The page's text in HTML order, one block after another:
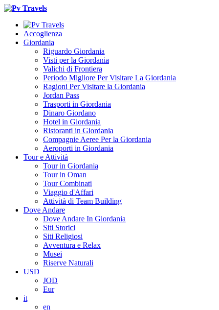
Accoglienza
Giordania
Riguardo Giordania
Visti per la Giordania
Valichi di Frontiera
Periodo Migliore Per Visitare La Giordania
Ragioni Per Visitare la Giordania
Jordan Pass
Trasporti in Giordania
Dinaro Giordano
Hotel in Giordania
Ristoranti in Giordania
Compagnie Aeree Per la Giordania
Aeroporti in Giordania
Tour e Attività
Tour in Giordania
Tour in Oman
Tour Combinati
Viaggio d'Affari
Attività di Team Building
Dove Andare
Dove Andare In Giordania
Siti Storici
Siti Religiosi
Avventura e Relax
Musei
Riserve Naturali
USD
JOD
Eur
it
en